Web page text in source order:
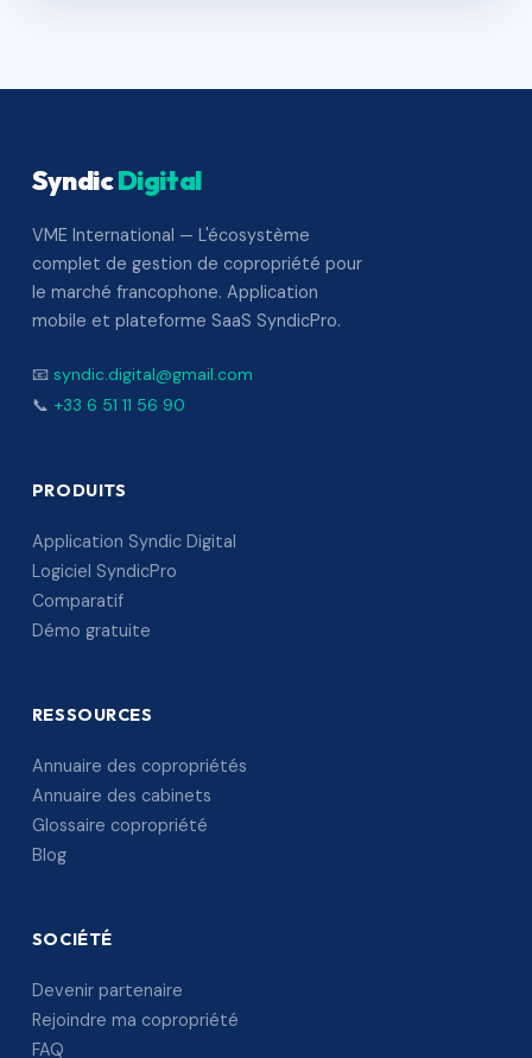
SyndicDigital
VME International — L'écosystème
complet de gestion de copropriété pour
le marché francophone. Application
mobile et plateforme SaaS SyndicPro.
📧 syndic.digital@gmail.com
📞 +33 6 51 11 56 90
PRODUITS
Application Syndic Digital
Logiciel SyndicPro
Comparatif
Démo gratuite
RESSOURCES
Annuaire des copropriétés
Annuaire des cabinets
Glossaire copropriété
Blog
SOCIÉTÉ
Devenir partenaire
Rejoindre ma copropriété
FAQ